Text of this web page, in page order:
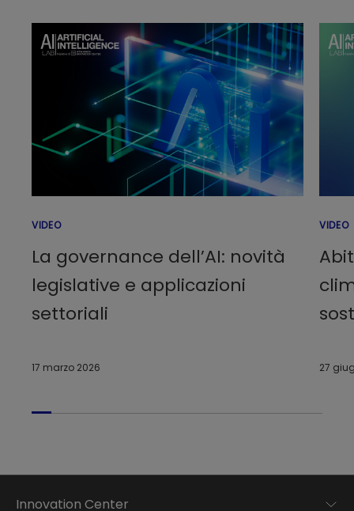
VIDEO
La governance dell’AI: novità
legislative e applicazioni
settoriali
17 marzo 2026
VIDEO
27
Innovation Center